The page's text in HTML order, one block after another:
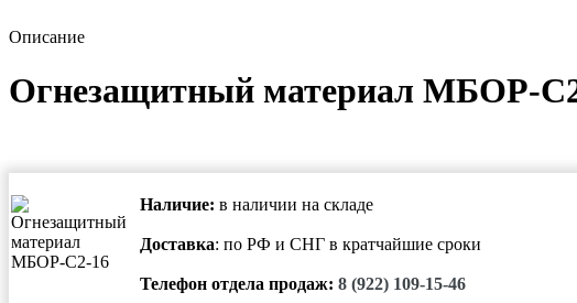
Описание
Огнезащитный материал МБОР-
Наличие: в наличии на складе
Доставка: по РФ и СНГ в кратчайшие сроки
Телефон отдела продаж: 8 (922) 109-15-46